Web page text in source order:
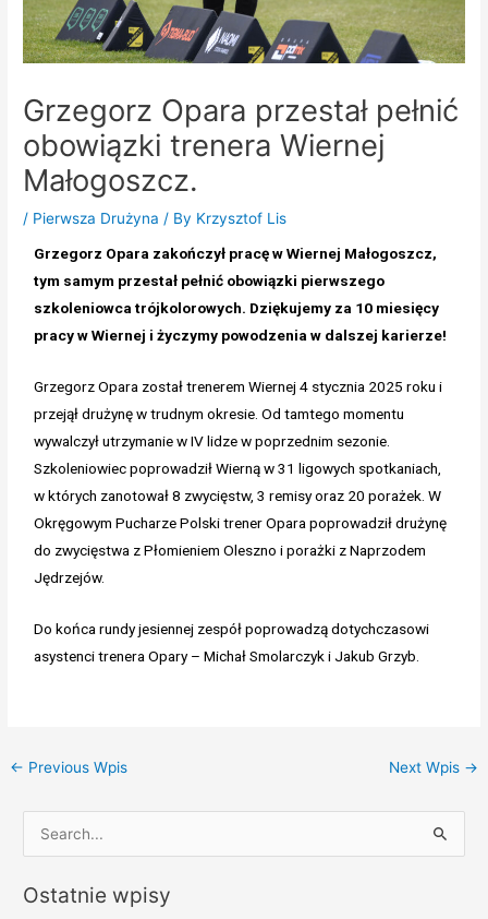
Grzegorz Opara przestał pełnić
obowiązki trenera Wiernej
Małogoszcz.
/ Pierwsza Drużyna / By Krzysztof Lis
Grzegorz Opara zakończył pracę w Wiernej Małogoszcz,
tym samym przestał pełnić obowiązki pierwszego
szkoleniowca trójkolorowych. Dziękujemy za 10 miesięcy
pracy w Wiernej i życzymy powodzenia w dalszej karierze!
Grzegorz Opara został trenerem Wiernej 4 stycznia 2025 roku i
przejął drużynę w trudnym okresie. Od tamtego momentu
wywalczył utrzymanie w IV lidze w poprzednim sezonie.
Szkoleniowiec poprowadził Wierną w 31 ligowych spotkaniach,
w których zanotował 8 zwycięstw, 3 remisy oraz 20 porażek. W
Okręgowym Pucharze Polski trener Opara poprowadził drużynę
do zwycięstwa z Płomieniem Oleszno i porażki z Naprzodem
Jędrzejów.
Do końca rundy jesiennej zespół poprowadzą dotychczasowi
asystenci trenera Opary – Michał Smolarczyk i Jakub Grzyb.
← Previous Wpis Next Wpis →
a
Ostatnie wpisy